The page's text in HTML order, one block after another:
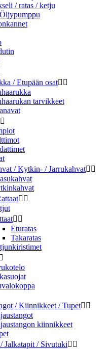
/ ratas / ketju
/ Etupään osat 
tarvikkeet

/ Kytkin- / Jarrukahvat 
 
 
Eturatas
Takaratas

/ Kiinnikkeet / Tupet 
kiinnikkeet
Jalkatapit / Sivutuki 